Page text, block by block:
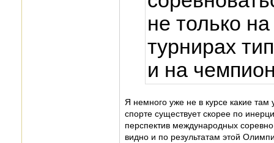
не только
турнирах
и на
Я немного уже не в курсе какие
спорте существует скорее по
перспектив международных
видно и по результатам этой